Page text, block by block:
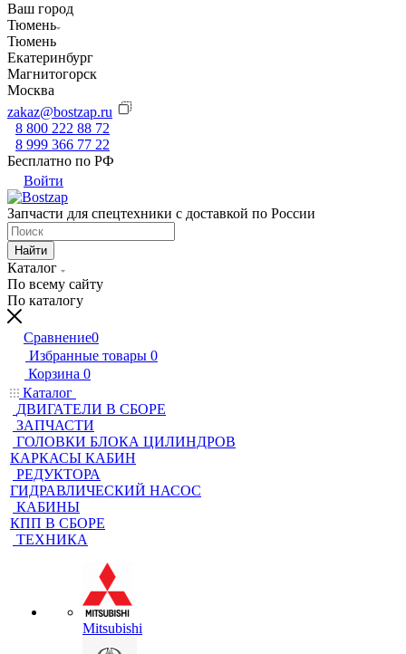
Ваш город
Тюмень
Тюмень
Екатеринбург
Магнитогорск
Москва
zakaz@bostzap.ru
8 800 222 88 72
8 999 366 77 22
Бесплатно по РФ
Войти
Запчасти для спецтехники с доставкой по России
Найти
Каталог
По всему сайту
По каталогу
Сравнение0
Избранные товары 0
Корзина 0
Каталог
ДВИГАТЕЛИ В СБОРЕ
ЗАПЧАСТИ
ГОЛОВКИ БЛОКА ЦИЛИНДРОВ
КАРКАСЫ КАБИН
РЕДУКТОРА
ГИДРАВЛИЧЕСКИЙ НАСОС
КАБИНЫ
КПП В СБОРЕ
ТЕХНИКА
Mitsubishi